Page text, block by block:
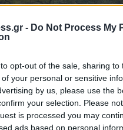
- Do Not Process My
opt-out of the sale, sharing to
of your personal or sensitive
by us, please use the
your selection. Please
is processed you may
ads based on personal
ένα ήσυχο μονοπάτι με
ασυνήθιστη ομορφιά